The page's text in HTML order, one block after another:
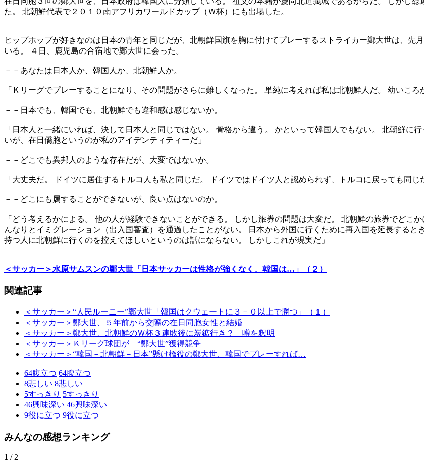
た。 北朝鮮代表で２０１０南アフリカワールドカップ（Ｗ杯）にも出場した。
ヒップホップが好きなのは日本の青年と同じだが、北朝鮮国旗を胸に付けてプレーするストライカー鄭大世は、先
いる。 ４日、鹿児島の合宿地で鄭大世に会った。
－－あなたは日本人か、韓国人か、北朝鮮人か。
「Ｋリーグでプレーすることになり、その問題がさらに難しくなった。 単純に考えれば私は北朝鮮人だ。 幼いころ
－－日本でも、韓国でも、北朝鮮でも違和感は感じないか。
「日本人と一緒にいれば、決して日本人と同じではない。 骨格から違う。 かといって韓国人でもない。 北朝鮮に
いが、在日僑胞というのが私のアイデンティティーだ」
－－どこでも異邦人のような存在だが、大変ではないか。
「大丈夫だ。 ドイツに居住するトルコ人も私と同じだ。 ドイツではドイツ人と認められず、トルコに戻っても同じ
－－どこにも属することができないが、良い点はないのか。
「どう考えるかによる。 他の人が経験できないことができる。 しかし旅券の問題は大変だ。 北朝鮮の旅券でどこ
んなりとイミグレーション（出入国審査）を通過したことがない。 日本から外国に行くために再入国を延長する
持つ人に北朝鮮に行くのを控えてほしいというのは話にならない。 しかしこれが現実だ」
＜サッカー＞水原サムスンの鄭大世「日本サッカーは性格が強くなく、韓国は…」（２）
関連記事
＜サッカー＞“人民ルーニー”鄭大世「韓国はクウェートに３－０以上で勝つ」（１）
＜サッカー＞鄭大世、５年前から交際の在日同胞女性と結婚
＜サッカー＞鄭大世、北朝鮮のＷ杯３連敗後に炭鉱行き？ 噂を釈明
＜サッカー＞Ｋリーグ球団が “鄭大世”獲得競争
＜サッカー＞“韓国－北朝鮮－日本”懸け橋役の鄭大世、韓国でプレーすれば…
64腹立つ 64腹立つ
8悲しい 8悲しい
5すっきり 5すっきり
46興味深い 46興味深い
9役に立つ 9役に立つ
みんなの感想ランキング
1 / 2